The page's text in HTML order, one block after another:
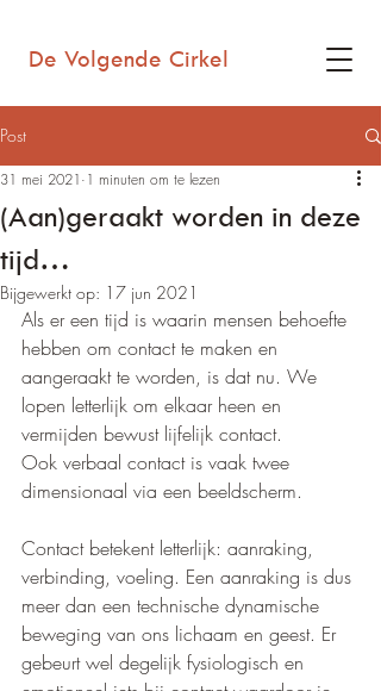
De Volgende Cirkel
Post
(Aan)geraakt worden in deze
tijd…
31 mei 2021 1 minuten om te lezen
Bijgewerkt op: 17 jun 2021
Als er een tijd is waarin mensen behoefte
hebben om contact te maken en
aangeraakt te worden, is dat nu. We
lopen letterlijk om elkaar heen en
vermijden bewust lijfelijk contact.
Ook verbaal contact is vaak twee
dimensionaal via een beeldscherm.
Contact betekent letterlijk: aanraking,
verbinding, voeling. Een aanraking is dus
meer dan een technische dynamische
beweging van ons lichaam en geest. Er
gebeurt wel degelijk fysiologisch en